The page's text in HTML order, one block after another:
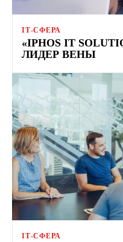
ІТ-СФЕРА
«IPHOS IT
ЛИДЕР ВЕНЫ
ІТ-СФЕРА